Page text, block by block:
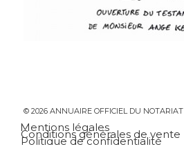
© 2026 ANNUAIRE OFFICIEL DU NOTARIAT
Mentions légales
Conditions générales de vente
Politique de confidentialité